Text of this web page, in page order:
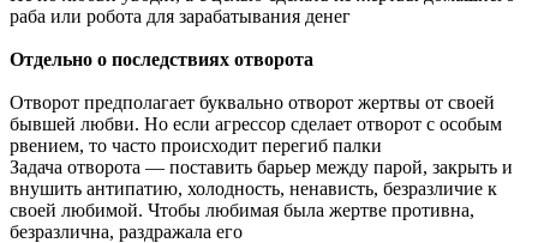
раба или робота для зарабатывания денег
Отдельно о последствиях отворота
Отворот предполагает буквально отворот жертвы от своей
бывшей любви. Но если агрессор сделает отворот с особым
рвением, то часто происходит перегиб палки
Задача отворота — поставить барьер между парой, закрыть и
внушить антипатию, холодность, ненависть, безразличие к
своей любимой. Чтобы любимая была жертве противна,
безразлична, раздражала его